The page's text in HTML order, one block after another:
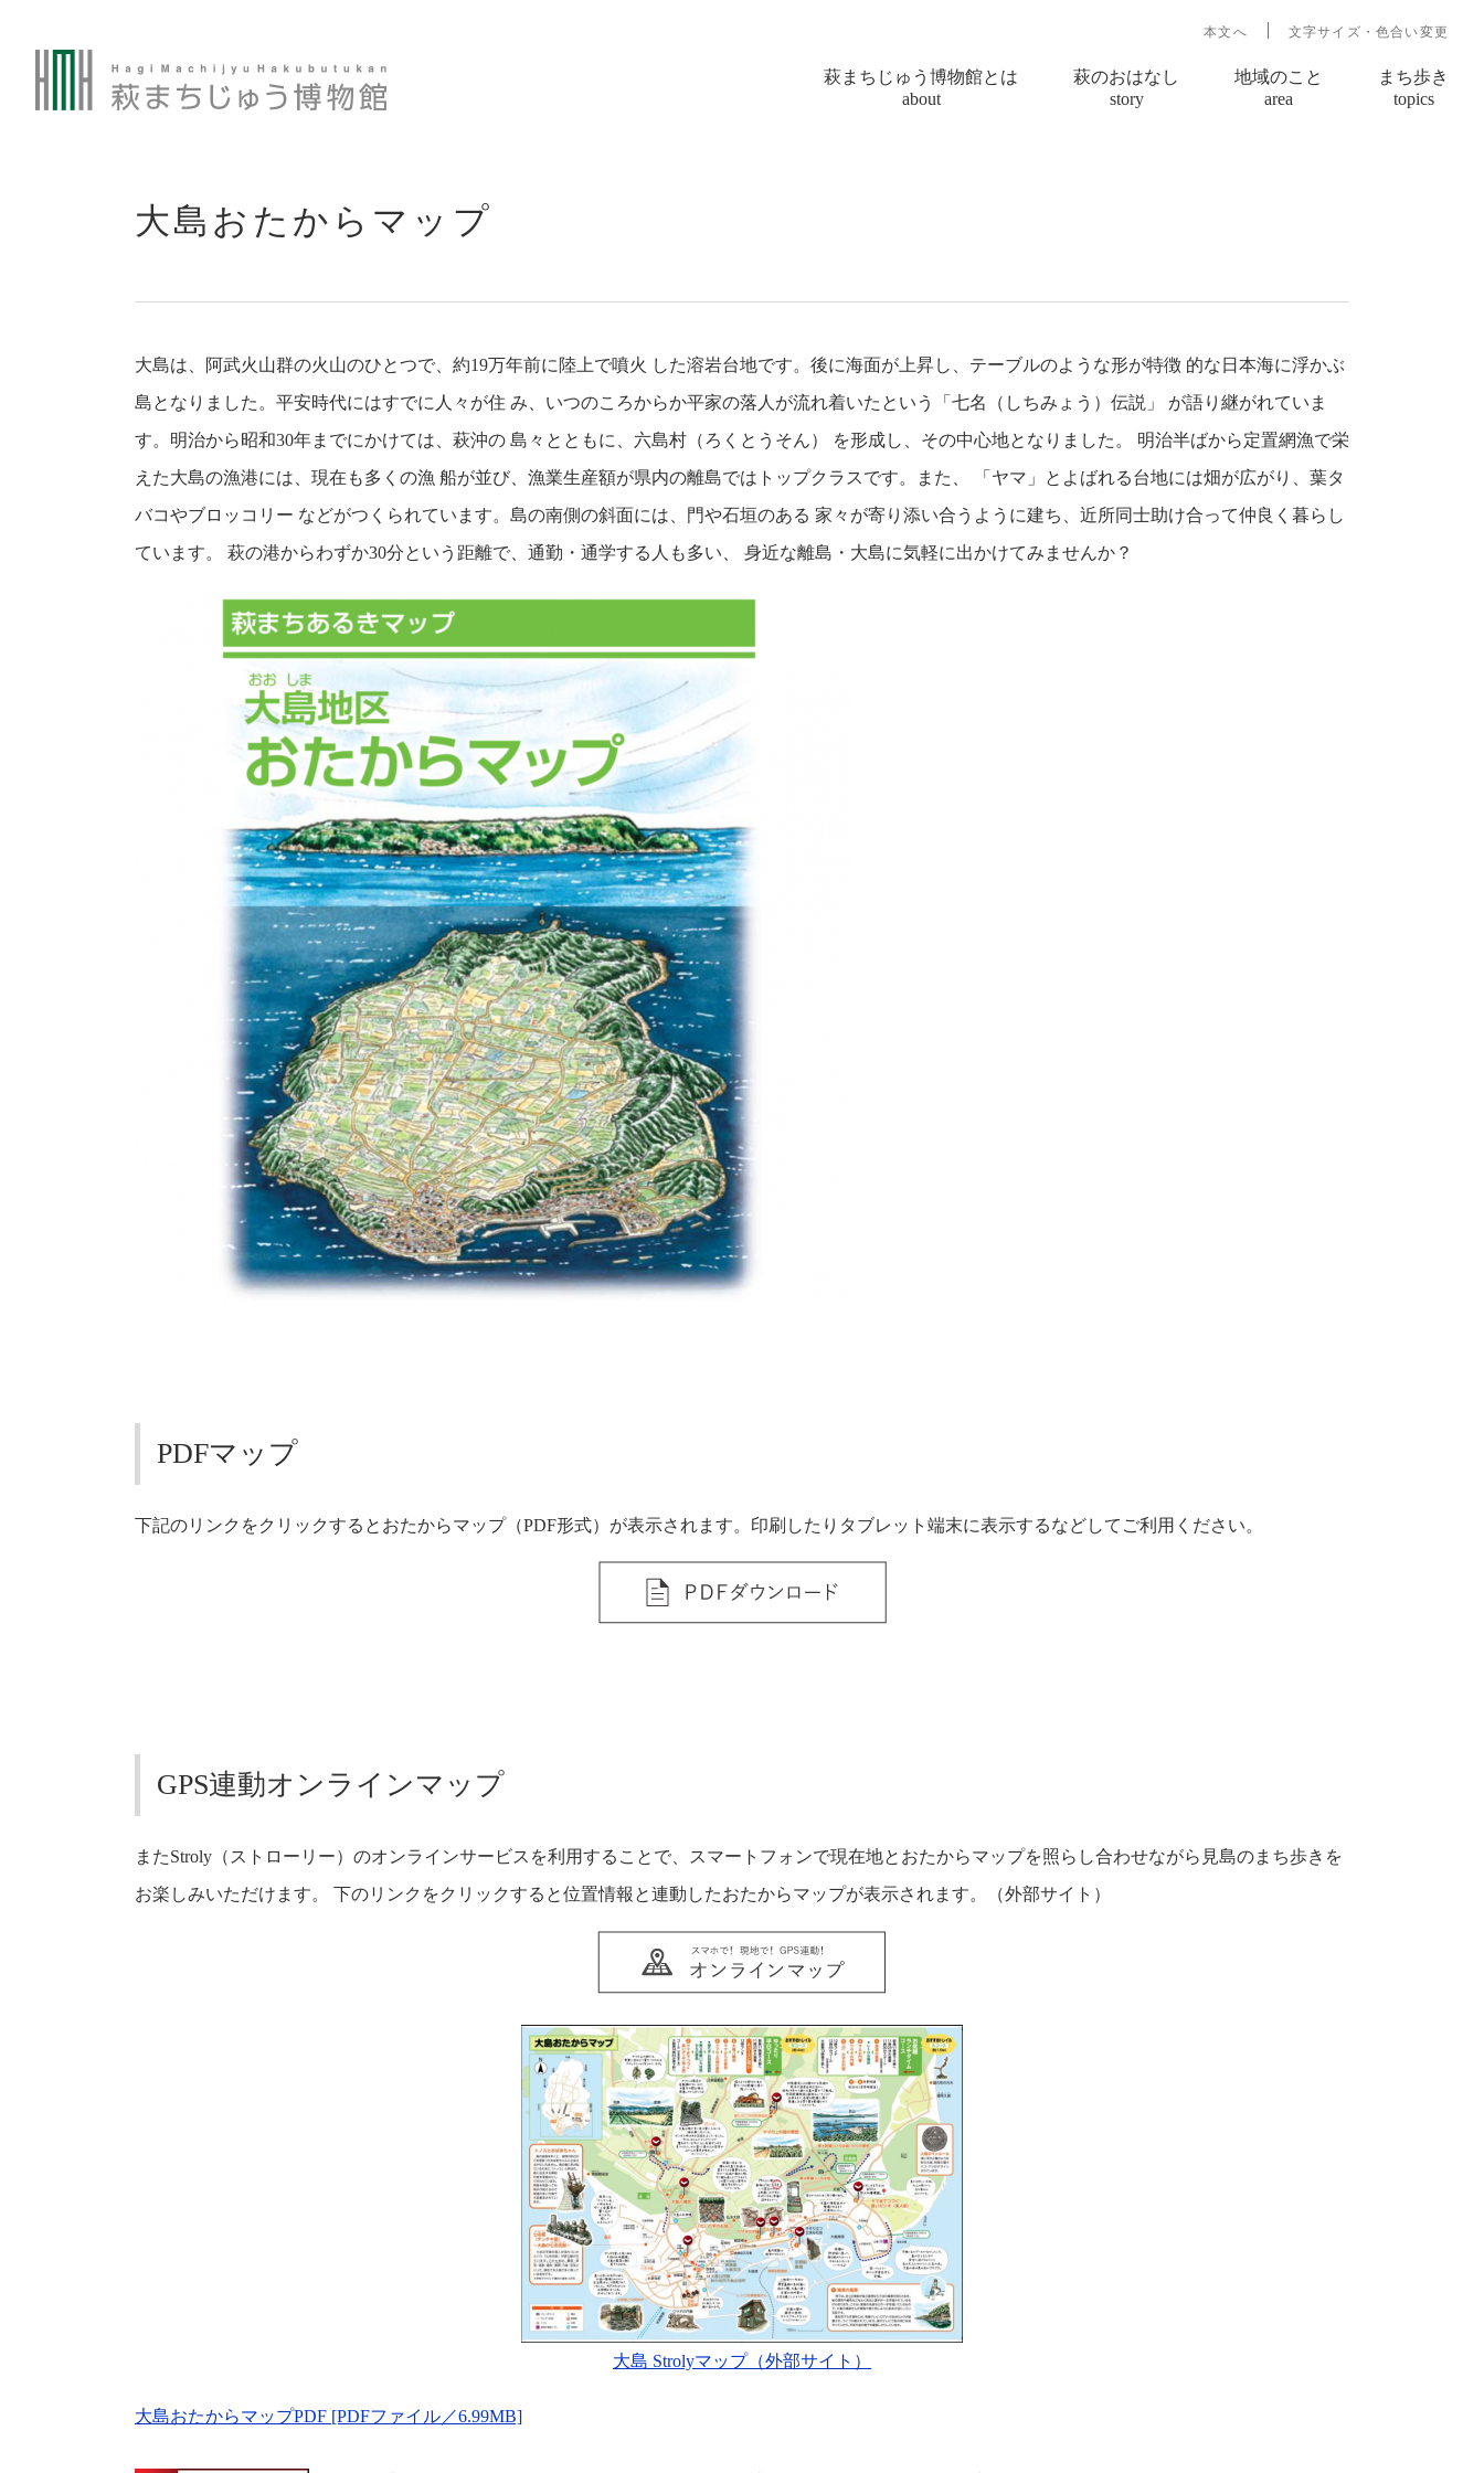
本文へ 文字サイズ・色合い変更
萩まちじゅう博物館とは
about
萩のおはなし
story
地域のこと
area
まち歩き
topics
大島おたからマップ
大島は、阿武火山群の火山のひとつで、約19万年前に陸上で噴火 した溶岩台地です。後に海面が上昇し、テーブルのような形が特徴 的な日本海に浮かぶ
島となりました。平安時代にはすでに人々が住 み、いつのころからか平家の落人が流れ着いたという「七名（しちみょう）伝説」 が語り継がれていま
す。明治から昭和30年までにかけては、萩沖の 島々とともに、六島村（ろくとうそん） を形成し、その中心地となりました。 明治半ばから定置網漁で栄
えた大島の漁港には、現在も多くの漁 船が並び、漁業生産額が県内の離島ではトップクラスです。また、 「ヤマ」とよばれる台地には畑が広がり、葉タ
バコやブロッコリー などがつくられています。島の南側の斜面には、門や石垣のある 家々が寄り添い合うように建ち、近所同士助け合って仲良く暮らし
ています。 萩の港からわずか30分という距離で、通勤・通学する人も多い、 身近な離島・大島に気軽に出かけてみませんか？
PDFマップ
下記のリンクをクリックするとおたからマップ（PDF形式）が表示されます。印刷したりタブレット端末に表示するなどしてご利用ください。
GPS連動オンラインマップ
またStroly（ストローリー）のオンラインサービスを利用することで、スマートフォンで現在地とおたからマップを照らし合わせながら見島のまち歩きを
お楽しみいただけます。 下のリンクをクリックすると位置情報と連動したおたからマップが表示されます。（外部サイト）
大島 Strolyマップ（外部サイト）
大島おたからマップPDF [PDFファイル／6.99MB]